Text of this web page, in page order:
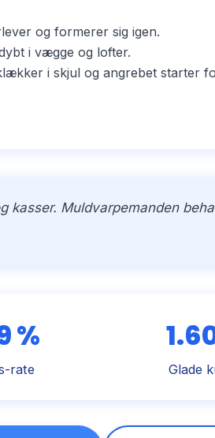
og formerer sig igen.
i vægge og lofter.
i skjul og angrebet starter
Muldvarpemanden
%
rate Glade